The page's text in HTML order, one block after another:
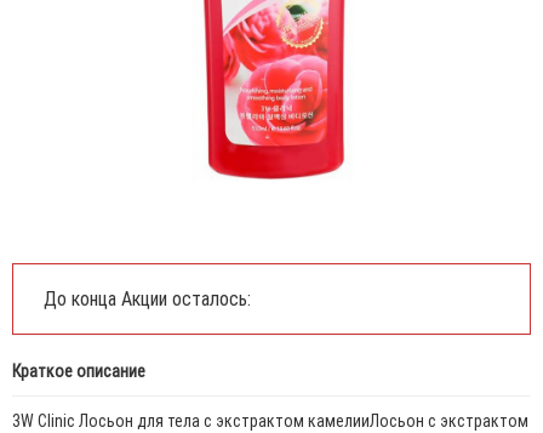
До конца Акции осталось:
Краткое описание
3W Clinic Лосьон для тела с экстрактом камелииЛосьон с экстрактом